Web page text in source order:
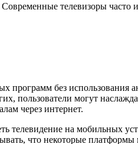
Современные телевизоры
программ без
могут
через интернет.
телевидение на мобильных
что некоторые